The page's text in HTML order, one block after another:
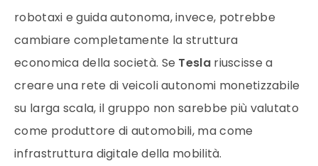
robotaxi e guida autonoma, invece, potrebbe
cambiare completamente la struttura
economica della società. Se Teslariuscisse a
creare una rete di veicoli autonomi monetizzabile
su larga scala, il gruppo non sarebbe più valutato
come produttore di automobili, ma come
infrastruttura digitale della mobilità.